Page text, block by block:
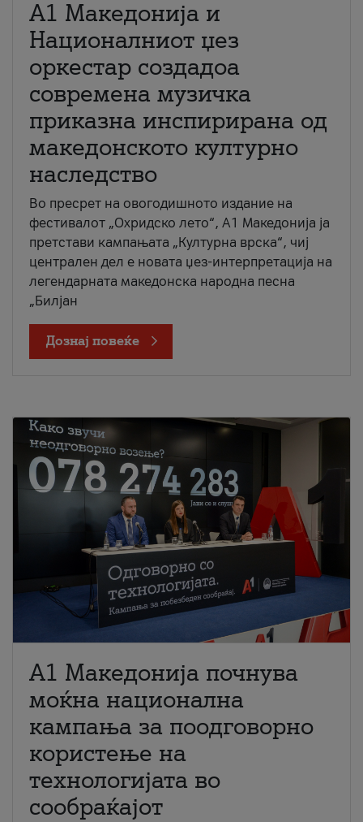
А1 Македонија и
Националниот џез
оркестар создадоа
современа музичка
приказна инспирирана од
македонското културно
наследство
Во пресрет на овогодишното издание на
фестивалот „Охридско лето“, А1 Македонија ја
претстави кампањата „Културна врска“, чиј
централен дел е новата џез-интерпретација на
легендарната македонска народна песна
„Билјан
Дознај повеќе
A1 Македонија почнува
моќна национална
кампања за поодговорно
користење на
технологијата во
сообраќајот